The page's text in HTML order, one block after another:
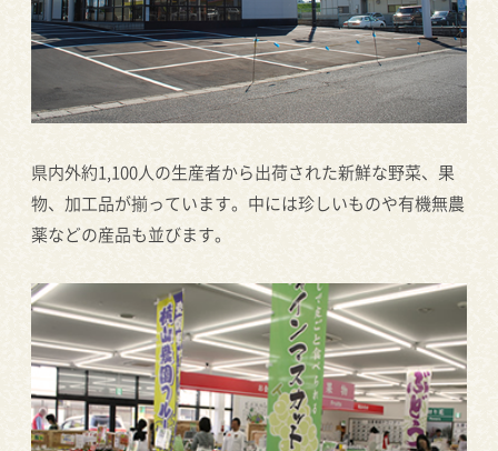
県内外約1,100人の生産者から出荷された新鮮な野菜、果
物、加工品が揃っています。中には珍しいものや有機無農
薬などの産品も並びます。